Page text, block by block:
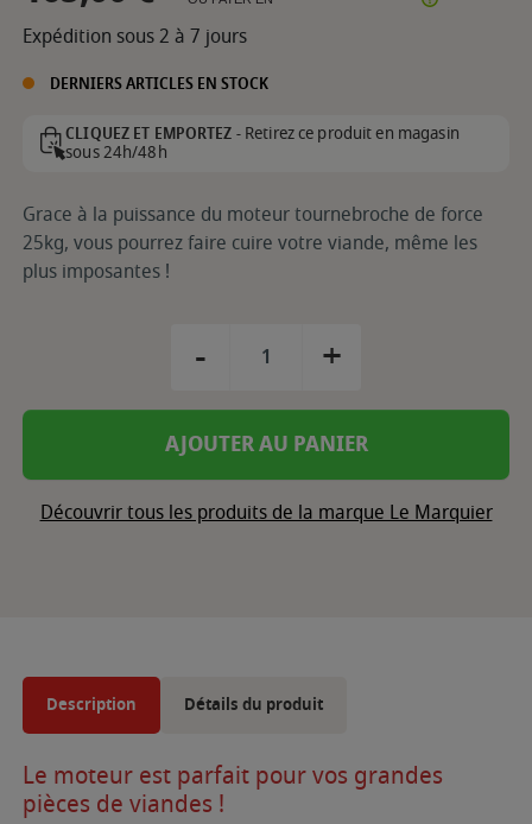
Expédition sous 2 à 7 jours
DERNIERS ARTICLES EN STOCK
CLIQUEZ ET EMPORTEZ -Retirez ce produit en magasin
sous 24h/48h
Grace à la puissance du moteur tournebroche de force
25kg, vous pourrez faire cuire votre viande, même les
plus imposantes !
- +
AJOUTER AU PANIER
Découvrir tous les produits de la marque Le Marquier
Description Détails du produit
Le moteur est parfait pour vos grandes
pièces de viandes !